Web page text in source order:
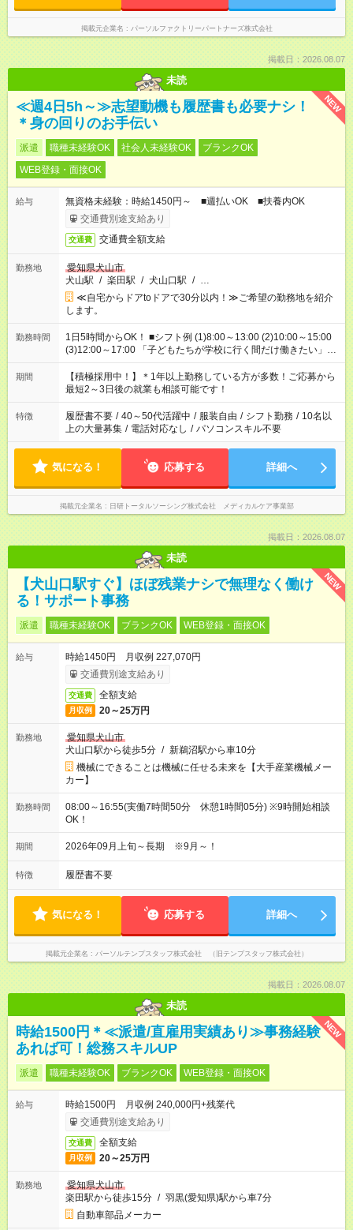
掲載元企業名 パーソルファクトリーパートナーズ株式会社
掲載日：2026.08.07
未読
NEW
≪週4日5h～≫志望動機も履歴書も必要ナシ！
＊身の回りのお手伝い
派遣 職種未経験OK 社会人未経験OK
ブランクOK
WEB登録・面接OK
給与
無資格未経験：時給1450円～ ■週払いOK ■扶養内OK
交通費別途支給あり
交通費 交通費全額支給
勤務地
愛知県犬山市
犬山駅 / 楽田駅 / 犬山口駅 / …
≪自宅からドアtoドアで30分以内！≫ご希望の勤務地を紹介
します。
勤務時間
1日5時間からOK！ ■シフト例 (1)8:00～13:00 (2)10:00～15:00
(3)12:00～17:00 「子どもたちが学校に行く間だけ働きたい」
「余裕を持って夕飯の準備がしたい」 「午前中は働いて、午後
はプライベートの時間にしたい」 など、ご希望を教えてくださ
いね。 ※Wワーク希望の方へ 今ご覧のお仕事で希望する勤務時
間と、もう1つのお仕事の勤務時間。 合計で週40時間を超える
場合は応募できません。
期間
【積極採用中！】＊1年以上勤務している方が多数！ご応募から
最短2～3日後の就業も相談可能です！
特徴 履歴書不要 / 40～50代活躍中 / 服装自由 / シフト勤務 / 10名以
上の大量募集 / 電話対応なし / パソコンスキル不要
気になる！ 応募する 詳細へ
掲載元企業名 日研トータルソーシング株式会社 メディカルケア事業部
掲載日：2026.08.07
未読
NEW
【犬山口駅すぐ】ほぼ残業ナシで無理なく働け
る！サポート事務
派遣 職種未経験OK ブランクOK WEB登録・面接OK
給与
時給1450円 月収例 227,070円
交通費別途支給あり
交通費 全額支給
月収例 20～25万円
勤務地
愛知県犬山市
犬山口駅から徒歩5分 / 新鵜沼駅から車10分
機械にできることは機械に任せる未来を【大手産業機械メー
カー】
勤務時間
08:00～16:55(実働7時間50分 休憩1時間05分) ※9時開始相談
OK！
期間 2026年09月上旬～長期 ※9月～！
特徴 履歴書不要
気になる！ 応募する 詳細へ
掲載元企業名 パーソルテンプスタッフ株式会社 （旧テンプスタッフ株式会社）
掲載日：2026.08.07
未読
NEW
時給1500円＊≪派遣/直雇用実績あり≫事務経験
あれば可！総務スキルUP
派遣 職種未経験OK ブランクOK WEB登録・面接OK
給与
時給1500円 月収例 240,000円+残業代
交通費別途支給あり
交通費 全額支給
月収例 20～25万円
勤務地
愛知県犬山市
楽田駅から徒歩15分 / 羽黒(愛知県)駅から車7分
自動車部品メーカー